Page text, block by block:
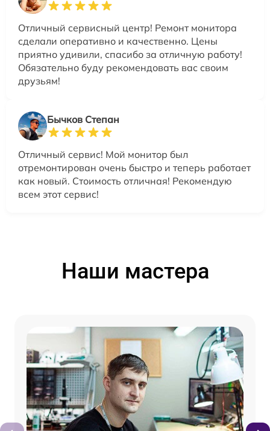
Отличный сервисный центр! Ремонт монитора
сделали оперативно и качественно. Цены
приятно удивили, спасибо за отличную работу!
Обязательно буду рекомендовать вас своим
друзьям!
Бычков Степан
Отличный сервис! Мой монитор был
отремонтирован очень быстро и теперь работает
как новый. Стоимость отличная! Рекомендую
всем этот сервис!
Наши мастера